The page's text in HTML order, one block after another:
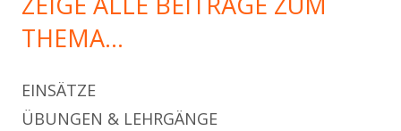
THEMA…
EINSÄTZE
ÜBUNGEN & LEHRGÄNGE